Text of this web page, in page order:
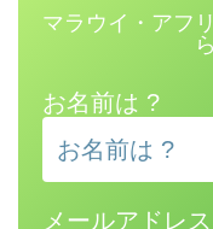
マラウイ・アフ
お名前は ?
メールアドレス